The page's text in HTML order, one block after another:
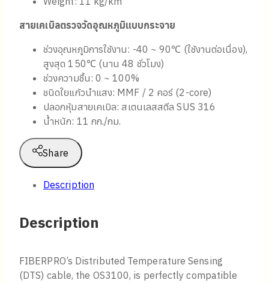
สายเคเบิลตรวจวัดอุณหภูมิแบบกระจาย
ช่วงอุณหภูมิการใช้งาน: -40 ~ 90℃ (ใช้งานต่อเนื่อง),
สูงสุด 150℃ (นาน 48 ชั่วโมง)
ช่วงความชื้น: 0 ~ 100%
ชนิดใยแก้วนำแสง: MMF / 2 คอร์ (2-core)
ปลอกหุ้มสายเคเบิล: สเตนเลสสตีล SUS 316
น้ำหนัก: 11 กก./กม.
Share
Description
Description
FIBERPRO’s Distributed Temperature Sensing
(DTS) cable, the OS3100, is perfectly compatible